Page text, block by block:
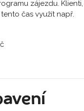
zájezdu. Klienti,
čas využít např.